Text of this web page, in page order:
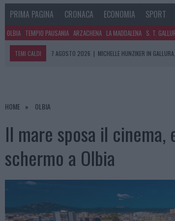
PRIMA PAGINA CRONACA ECONOMIA SPORT
OLBIA TEMPIO PAUSANIA ARZACHENA LA MADDALENA S. T.
TEMI CALDI 7 AGOSTO 2026 | MICHELLE HUNZIKER IN
7 AGOSTO 2026
HOME OLBIA
Il mare sposa il cinema,
schermo a Olbia